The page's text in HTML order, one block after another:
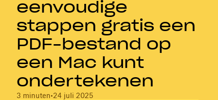
eenvoudige
stappen gratis een
PDF-bestand op
een Mac kunt
ondertekenen
3 minuten•24 juli 2025